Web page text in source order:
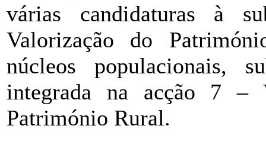
várias candidaturas à
Valorização do
núcleos populacionais,
integrada na acção 7 –
Património Rural.